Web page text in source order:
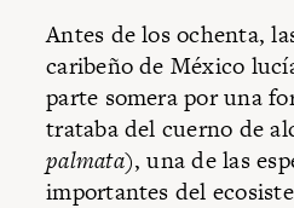
Antes de los ochenta,
caribeño de México
parte somera por una
trataba del cuerno de
palmata), una de las
importantes del